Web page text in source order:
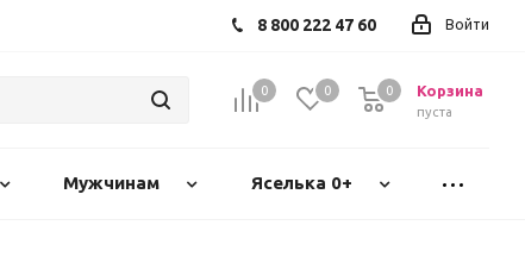
Войти
8 800 222 47 60
0 0 Корзина
пуста
0
Мужчинам Яселька 0+